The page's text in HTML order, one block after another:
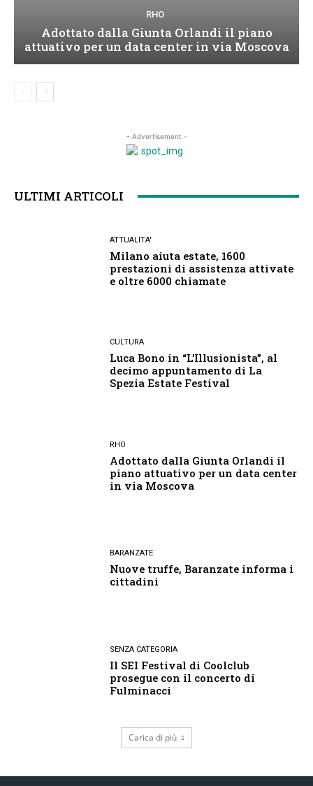
RHO
Adottato dalla Giunta Orlandi il piano
attuativo per un data center in via Moscova
- Advertisement -
ULTIMI ARTICOLI
ATTUALITA'
Milano aiuta estate, 1600
prestazioni di assistenza attivate
e oltre 6000 chiamate
CULTURA
Luca Bono in “L’Illusionista”, al
decimo appuntamento di La
Spezia Estate Festival
RHO
Adottato dalla Giunta Orlandi il
piano attuativo per un data center
in via Moscova
BARANZATE
Nuove truffe, Baranzate informa i
cittadini
SENZA CATEGORIA
Il SEI Festival di Coolclub
prosegue con il concerto di
Fulminacci
Carica di più